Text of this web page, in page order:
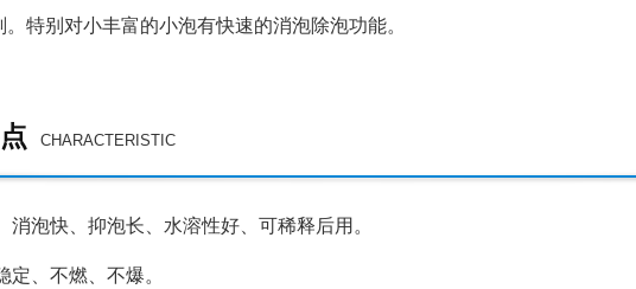
特别对小丰富的小泡有快速的消泡除泡功能。
CHARACTERISTIC
消泡快、抑泡长、水溶性好、可稀释后用。
定、不燃、不爆。